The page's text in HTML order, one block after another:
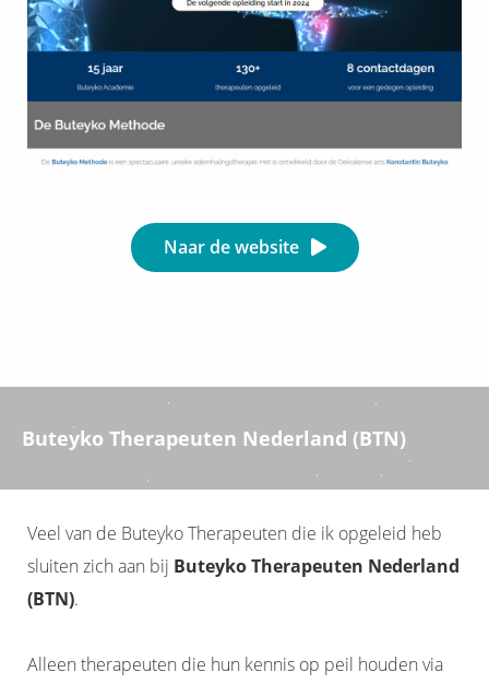
Naar de website
Buteyko Therapeuten Nederland (BTN)
Veel van de Buteyko Therapeuten die ik opgeleid heb
sluiten zich aan bij Buteyko Therapeuten Nederland
(BTN).
Alleen therapeuten die hun kennis op peil houden via